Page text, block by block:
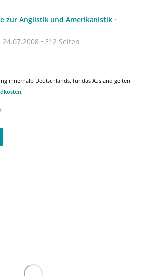
zur Anglistik und Amerikanistik •
24.07.2008 • 312 Seiten
innerhalb Deutschlands, für das Ausland gelten
.